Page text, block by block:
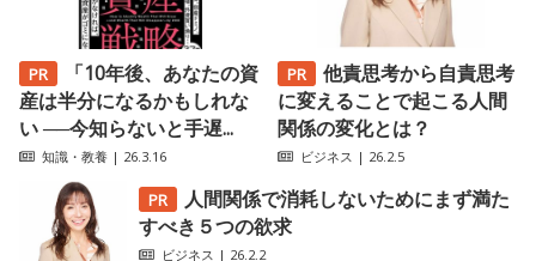
「10年後、あなたの資
産は半分になるかもしれな
い ──今知らないと手遅...
知識・教養 | 26.3.16
他責思考から自責思考
に変えることで起こる人間
関係の変化とは？
ビジネス | 26.2.5
人間関係で消耗しないためにまず満た
すべき５つの欲求
ビジネス | 26.2.2